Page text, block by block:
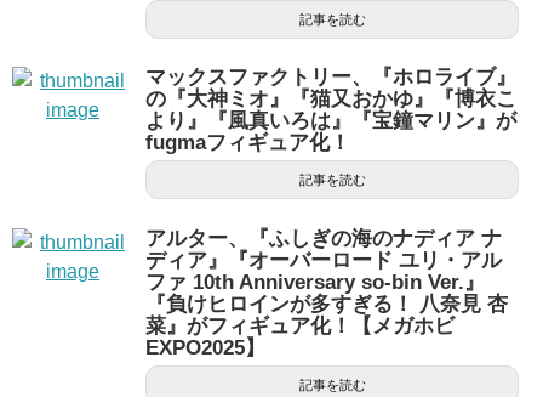
記事を読む
マックスファクトリー、『ホロライブ』
の『大神ミオ』『猫又おかゆ』『博衣こ
より』『風真いろは』『宝鐘マリン』が
fugmaフィギュア化！
記事を読む
アルター、『ふしぎの海のナディア ナ
ディア』『オーバーロード ユリ・アル
ファ 10th Anniversary so-bin Ver.』
『負けヒロインが多すぎる！ 八奈見 杏
菜』がフィギュア化！【メガホビ
EXPO2025】
記事を読む